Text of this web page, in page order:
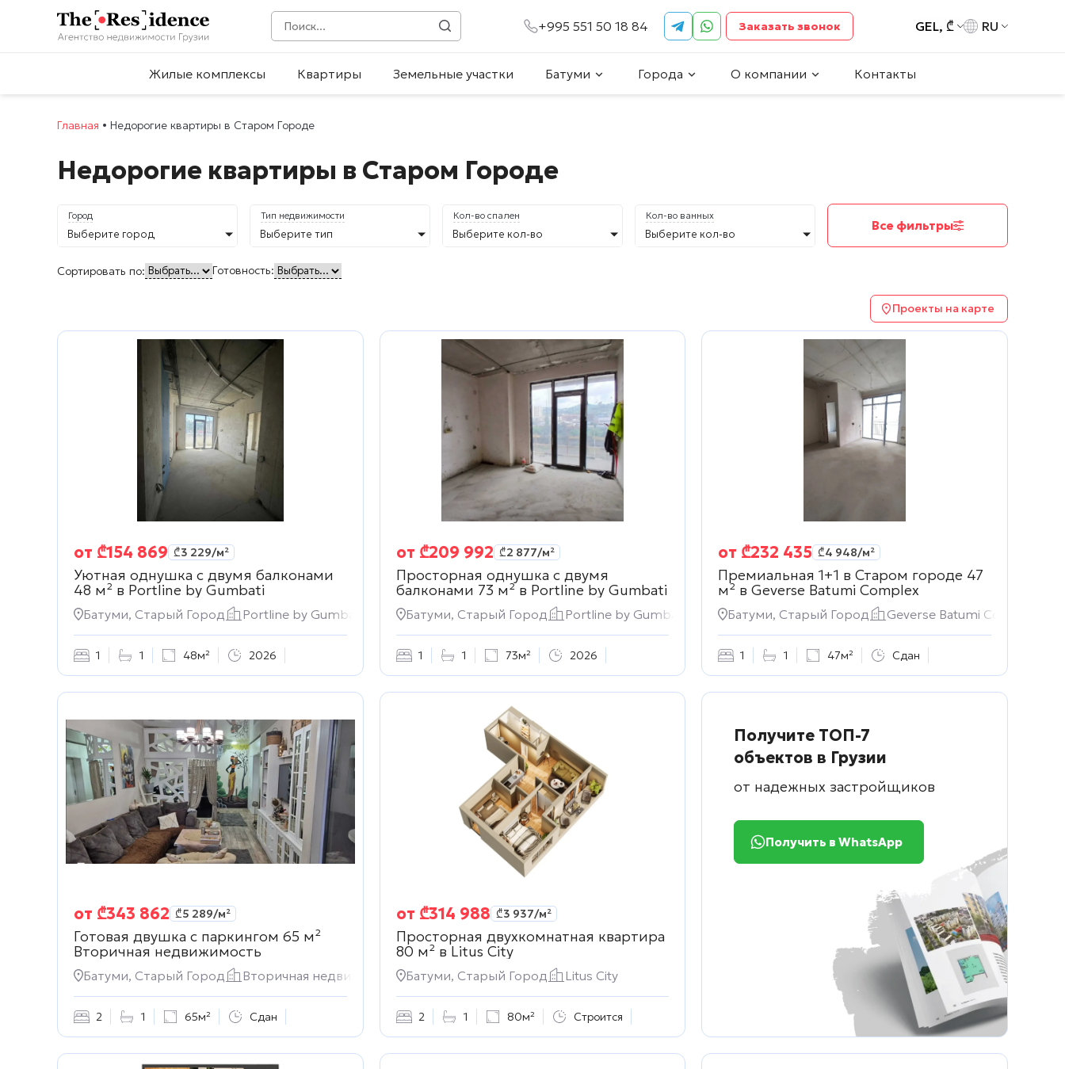
+995 551 50 18 84 Заказать звонок GEL, ₾ RU
Жилые комплексы Квартиры Земельные участки Батуми Города О компании Контакты
Главная • Недорогие квартиры в Старом Городе
Недорогие квартиры в Старом Городе
Город
Выберите город
Тип недвижимости
Выберите тип
Кол-во спален
Выберите кол-во
Кол-во ванных
Выберите кол-во
Все фильтры
Сортировать по: Готовность:
Проекты на карте
от ₾154 869 ₾3 229/м²
Уютная однушка с двумя балконами
48 м² в Portline by Gumbati
Батуми, Старый Город Portline by Gumbati
1 1 48м² 2026
от ₾209 992 ₾2 877/м²
Просторная однушка с двумя
балконами 73 м² в Portline by Gumbati
Батуми, Старый Город Portline by Gumbati
1 1 73м² 2026
от ₾232 435 ₾4 948/м²
Премиальная 1+1 в Старом городе 47
м² в Geverse Batumi Complex
Батуми, Старый Город Geverse Batumi Complex
1 1 47м² Сдан
от ₾343 862 ₾5 289/м²
Готовая двушка с паркингом 65 м²
Вторичная недвижимость
Батуми, Старый Город Вторичная недвижимость
2 1 65м² Сдан
от ₾314 988 ₾3 937/м²
Просторная двухкомнатная квартира
80 м² в Litus City
Батуми, Старый Город Litus City
2 1 80м² Строится
Получите ТОП-7
объектов в Грузии
от надежных застройщиков
Получить в WhatsApp